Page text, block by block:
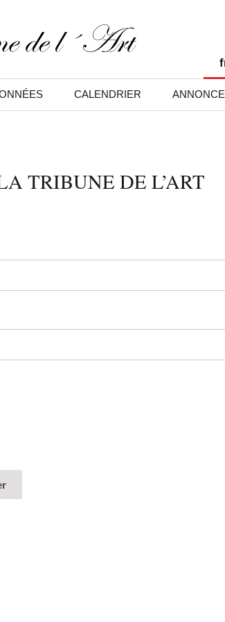
CALENDRIER
TRIBUNE DE L’ART